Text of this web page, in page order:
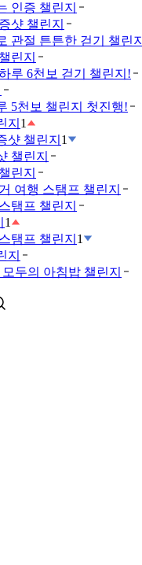
인증 챌린지
샷 챌린지
관절 튼튼한 걷기 챌린지
린지
루 6천보 걷기 챌린지!
5천보 챌린지 첫진행!
지 1
샷 챌린지 1
챌린지
린지
여행 스탬프 챌린지
탬프 챌린지
1
탬프 챌린지 1
지
두의 아침밥 챌린지